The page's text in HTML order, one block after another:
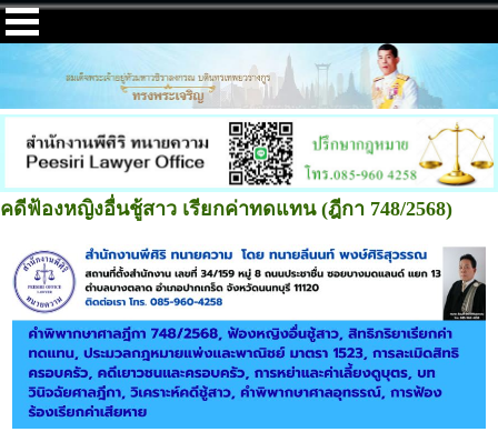
คดีฟ้องหญิงอื่นชู้สาว เรียกค่าทดแทน (ฎีกา 748/2568)